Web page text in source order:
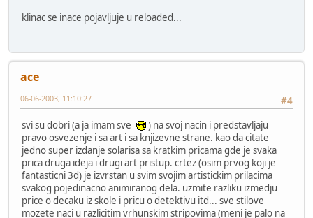
klinac se inace pojavljuje u reloaded...
ace
#4
06-06-2003, 11:10:27
svi su dobri (a ja imam sve
) na svoj nacin i predstavljaju
pravo osvezenje i sa art i sa knjizevne strane. kao da citate
jedno super izdanje solarisa sa kratkim pricama gde je svaka
prica druga ideja i drugi art pristup. crtez (osim prvog koji je
fantasticni 3d) je izvrstan u svim svojim artistickim prilacima
svakog pojedinacno animiranog dela. uzmite razliku izmedju
price o decaku iz skole i pricu o detektivu itd... sve stilove
mozete naci u razlicitim vrhunskim stripovima (meni je palo na